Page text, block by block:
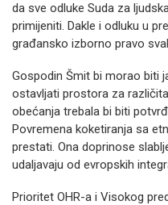
da sve odluke Suda za
primijeniti. Dakle i odluku u
građansko izborno pravo
Gospodin Šmit bi morao biti
ostavljati prostora za
obećanja trebala bi biti
Povremena koketiranja sa
prestati. Ona doprinose
udaljavaju od evropskih
Prioritet OHR-a i Visokog